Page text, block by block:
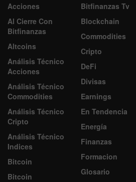
Acciones
Al Cierre Con
Bitfinanzas
Altcoins
Análisis Técnico
Acciones
Análisis Técnico
Commodities
Análisis Técnico
Cripto
Análisis Técnico
Indices
Bitcoin
Bitcoin
Bitfinanzas Tv
Blockchain
Commodities
Cripto
DeFi
Divisas
Earnings
En Tendencia
Energía
Finanzas
Formacion
Glosario